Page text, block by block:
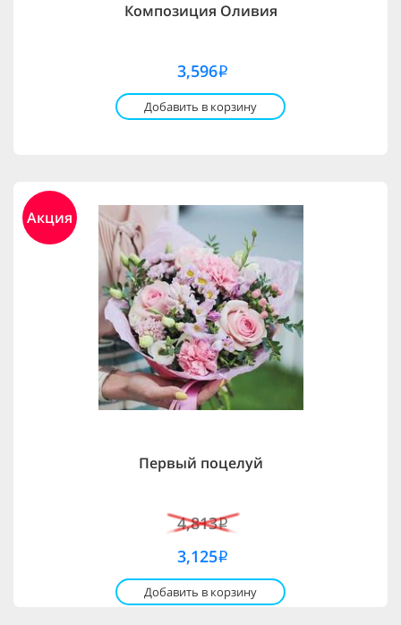
Композиция Оливия
3,596i
Добавить в корзину
Акция
Первый поцелуй
4,813i
3,125i
Добавить в корзину